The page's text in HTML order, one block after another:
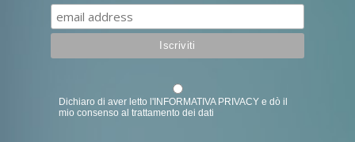
Dichiaro di aver letto l' INFORMATIVA PRIVACY e dò il
mio consenso al trattamento dei dati